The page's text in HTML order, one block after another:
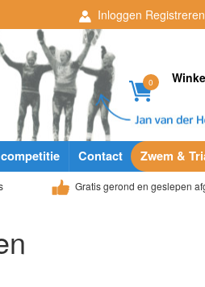
Inloggen Registreren
0
Contact Zwem &
Gratis gerond en geslepen